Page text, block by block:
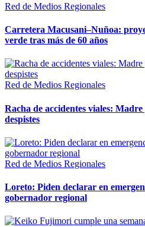
Red de Medios Regionales
Carretera Macusani–Nuñoa:
verde tras más de 60 años
Red de Medios Regionales
Racha de accidentes viales:
despistes
Red de Medios Regionales
Loreto: Piden declarar en
gobernador regional